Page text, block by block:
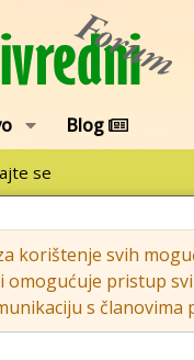
Blog
se
korištenje svih
omogućuje pristup
s